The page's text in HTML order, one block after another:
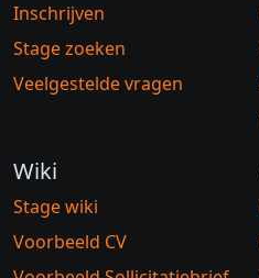
Inschrijven
Stage zoeken
Veelgestelde vragen
Wiki
Stage wiki
Voorbeeld CV